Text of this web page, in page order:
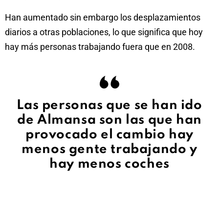
Han aumentado sin embargo los desplazamientos
diarios a otras poblaciones, lo que significa que hoy
hay más personas trabajando fuera que en 2008.
Las personas que se han ido
de Almansa son las que han
provocado el cambio hay
menos gente trabajando y
hay menos coches